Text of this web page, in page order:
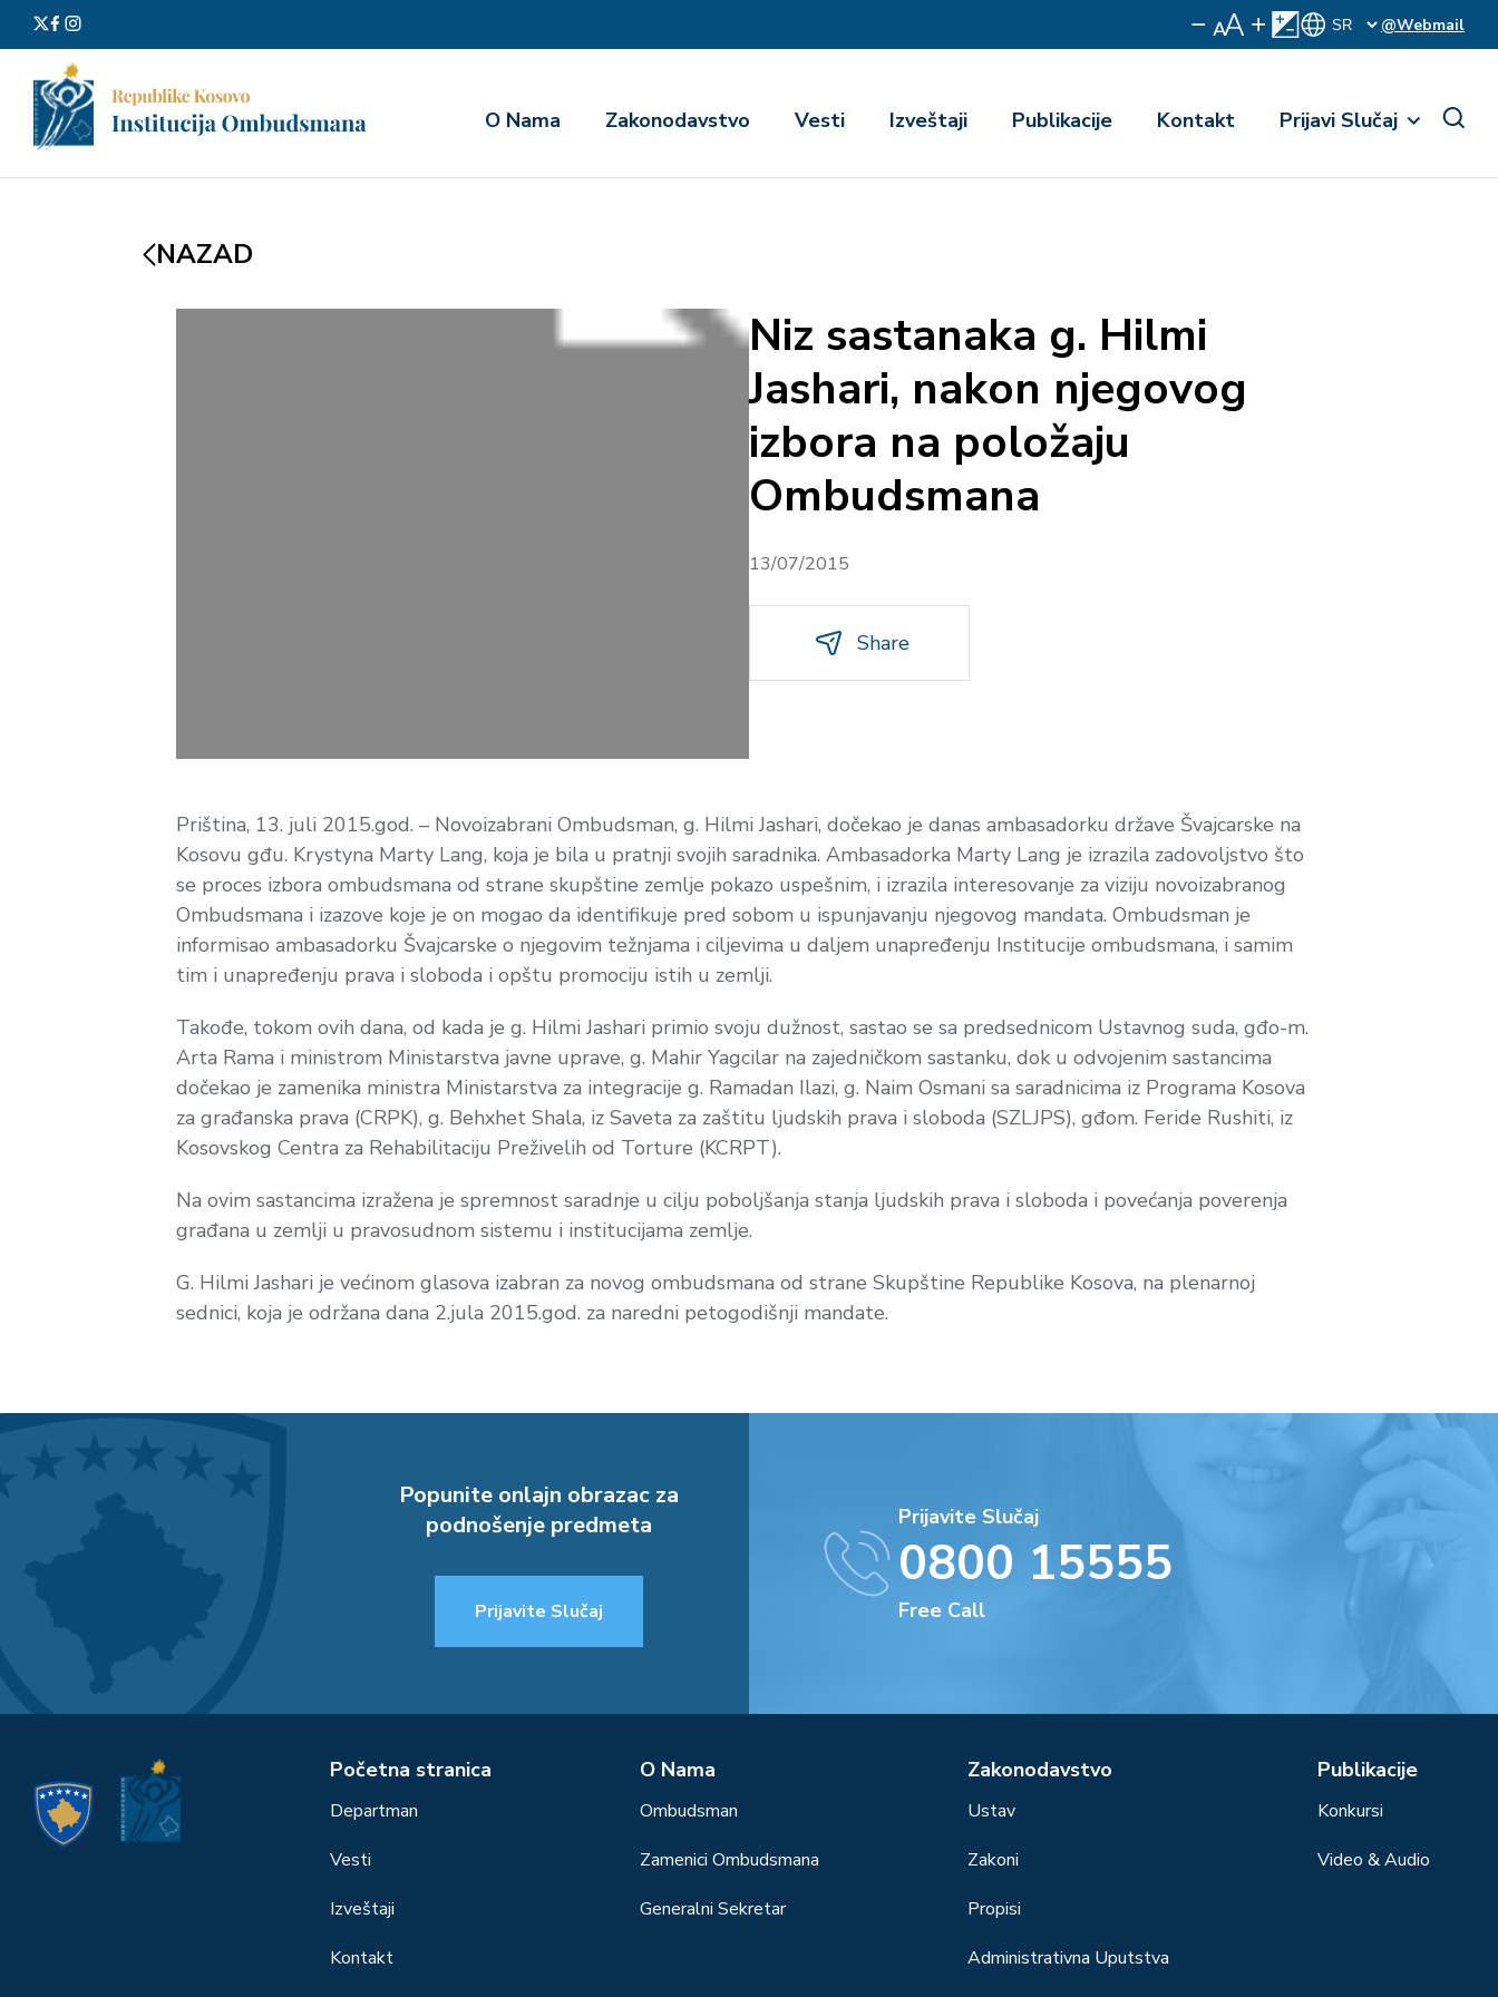
@Webmail
О Nama Zakonodavstvo Vesti Izveštaji Publikacije Kontakt Prijavi Slučaj
NAZAD
Niz sastanaka g. Hilmi
Jashari, nakon njegovog
izbora na položaju
Ombudsmana
13/07/2015
Share
Priština, 13. juli 2015.god. – Novoizabrani Ombudsman, g. Hilmi Jashari, dočekao je danas ambasadorku države Švajcarske na
Kosovu gđu. Krystyna Marty Lang, koja je bila u pratnji svojih saradnika. Ambasadorka Marty Lang je izrazila zadovoljstvo što
se proces izbora ombudsmana od strane skupštine zemlje pokazo uspešnim, i izrazila interesovanje za viziju novoizabranog
Ombudsmana i izazove koje je on mogao da identifikuje pred sobom u ispunjavanju njegovog mandata. Ombudsman je
informisao ambasadorku Švajcarske o njegovim težnjama i ciljevima u daljem unapređenju Institucije ombudsmana, i samim
tim i unapređenju prava i sloboda i opštu promociju istih u zemlji.
Takođe, tokom ovih dana, od kada je g. Hilmi Jashari primio svoju dužnost, sastao se sa predsednicom Ustavnog suda, gđo-m.
Arta Rama i ministrom Ministarstva javne uprave, g. Mahir Yagcilar na zajedničkom sastanku, dok u odvojenim sastancima
dočekao je zamenika ministra Ministarstva za integracije g. Ramadan Ilazi, g. Naim Osmani sa saradnicima iz Programa Kosova
za građanska prava (CRPK), g. Behxhet Shala, iz Saveta za zaštitu ljudskih prava i sloboda (SZLJPS), gđom. Feride Rushiti, iz
Kosovskog Centra za Rehabilitaciju Preživelih od Torture (KCRPT).
Na ovim sastancima izražena je spremnost saradnje u cilju poboljšanja stanja ljudskih prava i sloboda i povećanja poverenja
građana u zemlji u pravosudnom sistemu i institucijama zemlje.
G. Hilmi Jashari je većinom glasova izabran za novog ombudsmana od strane Skupštine Republike Kosova, na plenarnoj
sednici, koja je održana dana 2.jula 2015.god. za naredni petogodišnji mandate.
Popunite onlajn obrazac za
podnošenje predmeta
Prijavite Slučaj
Prijavite Slučaj
0800 15555
Free Call
Početna stranica
Departman
Vesti
Izveštaji
Kontakt
О Nama
Ombudsman
Zamenici Ombudsmana
Generalni Sekretar
Zakonodavstvo
Ustav
Zakoni
Propisi
Administrativna Uputstva
Publikacije
Konkursi
Video & Audio